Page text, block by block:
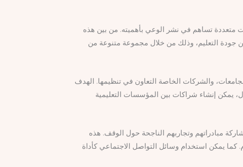
متعددة تساهم في نشر الوعي بأهميته. من بين هذه
جودة التعليم، وذلك من خلال مجموعة متنوعة من
والشركات الخاصة التعاون في تنظيمها. الهدف
يمكن إنشاء شراكات بين المؤسسات التعليمية
مبادراتهم وتجاربهم الناجحة حول الوقف. هذه
يمكن استخدام وسائل التواصل الاجتماعي كأداة